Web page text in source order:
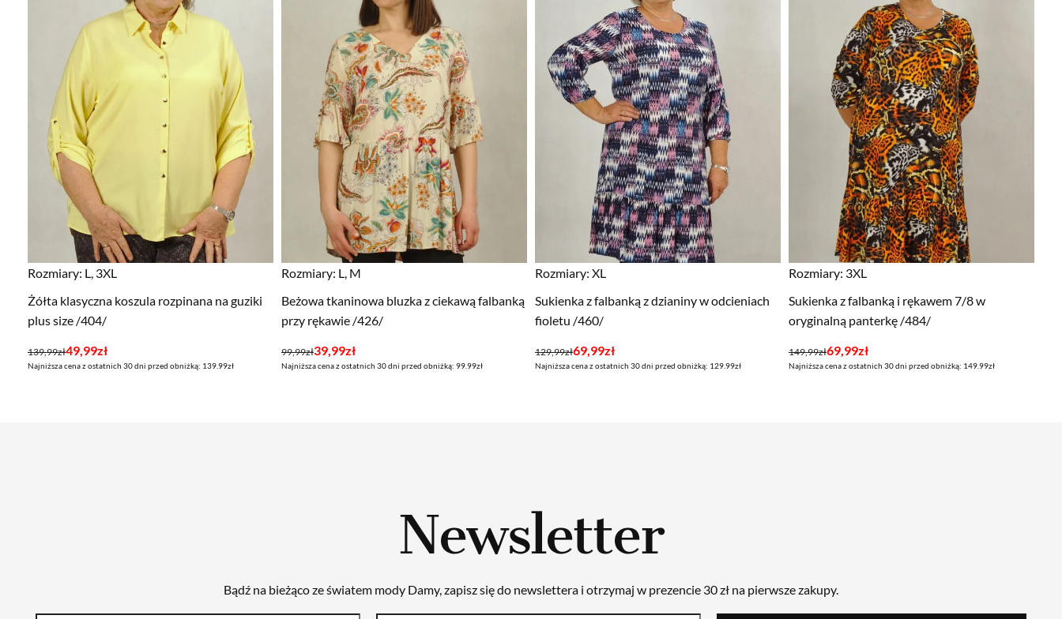
Rozmiary: L, 3XL
Żółta klasyczna koszula rozpinana na guziki
plus size /404/
139,99zł
Pierwotna
cena
49,99zł
Aktualna
cena
Najniższa cena z ostatnich 30 dni przed obniżką: 139.99zł
Rozmiary: L, M
Beżowa tkaninowa bluzka z ciekawą falbanką
przy rękawie /426/
99,99zł
Pierwotna
cena
39,99zł
Aktualna
cena
Najniższa cena z ostatnich 30 dni przed obniżką: 99.99zł
Rozmiary: XL
Sukienka z falbanką z dzianiny w odcieniach
fioletu /460/
129,99zł
Pierwotna
cena
69,99zł
Aktualna
cena
Najniższa cena z ostatnich 30 dni przed obniżką: 129.99zł
Rozmiary: 3XL
Sukienka z falbanką i rękawem 7/8 w
oryginalną panterkę /484/
149,99zł
Pierwotna
cena
69,99zł
Aktualna
cena
Najniższa cena z ostatnich 30 dni przed obniżką: 149.99zł
Newsletter
Bądź na bieżąco ze światem mody Damy, zapisz się do newslettera i otrzymaj w prezencie 30 zł na pierwsze zakupy.